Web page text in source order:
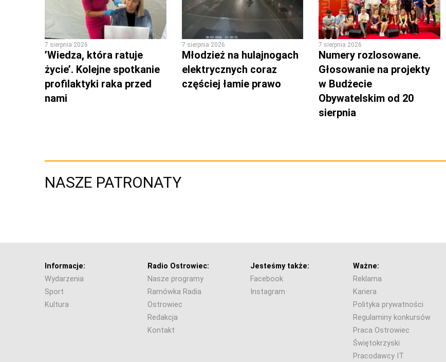
7 sierpnia 2026
’Wiedza, która ratuje
życie’. Kolejne spotkanie
profilaktyki raka przed
nami
7 sierpnia 2026
Młodzież na hulajnogach
elektrycznych coraz
częściej łamie prawo
7 sierpnia 2026
Numery rozlosowane.
Głosowanie na projekty
w Budżecie
Obywatelskim od 20
sierpnia
NASZE PATRONATY
Informacje:
Wydarzenia
Sport
Kultura
Radio Ostrowiec:
Nasze programy
Ramówka Radia
Ostrowiec
Redakcja
Kontakt
Jesteśmy także:
Facebook
Instagram
Ważne:
Reklama
Kariera
Polityka prywatności
Regulaminy konkursów
Praca Ostrowiec
Świętokrzyski
Pracodawcy IT